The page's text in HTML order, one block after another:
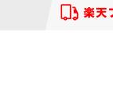
絵本(日本）